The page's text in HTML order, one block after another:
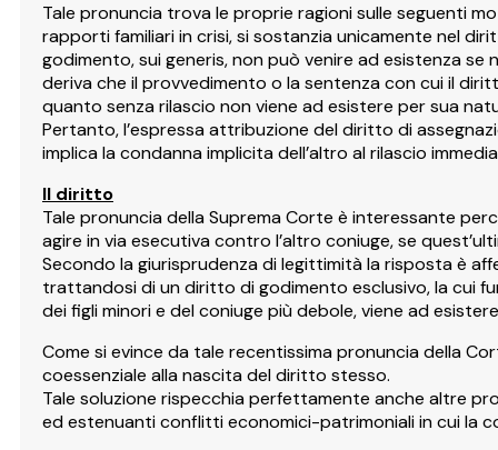
Tale pronuncia trova le proprie ragioni sulle seguenti
rapporti familiari in crisi, si sostanzia unicamente nel
godimento, sui generis, non può venire ad esistenza
deriva che il provvedimento o la sentenza con cui il
quanto senza rilascio non viene ad esistere per sua
Pertanto, l’espressa attribuzione del diritto di
implica la condanna implicita dell’altro al rilascio
Il diritto
Tale pronuncia della Suprema Corte è interessante
agire in via esecutiva contro l’altro coniuge, se
Secondo la giurisprudenza di legittimità la risposta è
trattandosi di un diritto di godimento esclusivo, la cui
dei figli minori e del coniuge più debole, viene ad
Come si evince da tale recentissima pronuncia della
coessenziale alla nascita del diritto stesso.
Tale soluzione rispecchia perfettamente anche altre
ed estenuanti conflitti economici-patrimoniali in cui la